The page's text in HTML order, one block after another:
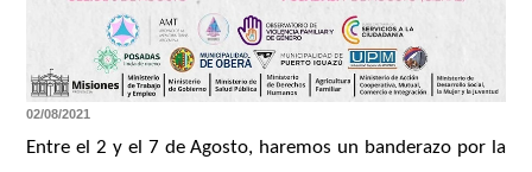
02/08/2021
Entre el 2 y el 7 de Agosto, haremos un banderazo por la